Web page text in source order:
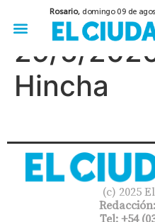
Rosario, domingo 09 de
29/5/
Hincha
(c) 2025
Tel: +54